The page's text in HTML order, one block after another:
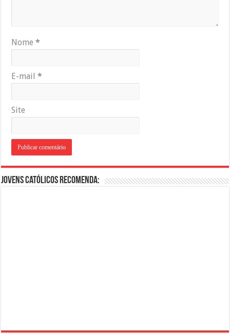
Nome*
E-mail*
Site
Jovens Católicos Recomenda: